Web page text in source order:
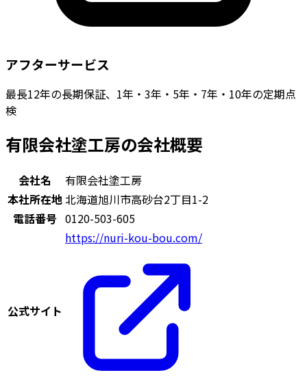
アフターサービス
最長12年の長期保証、1年・3年・5年・7年・10年の定期点
検
有限会社塗工房の会社概要
会社名
有限会社塗工房
本社所在地北海道旭川市高砂台2丁目1-2
電話番号 0120-503-605
公式サイト
https://nuri-kou-bou.com/